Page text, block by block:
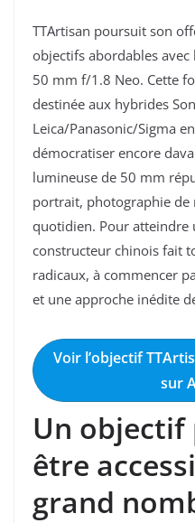
TTArtisan poursuit son
objectifs abordables
50 mm f/1.8 Neo. Cette
destinée aux hybrides
Leica/Panasonic/Sigma
démocratiser encore
lumineuse de 50 mm
portrait, photographie de
quotidien. Pour atteindre
constructeur chinois fait
radicaux, à commencer
et une approche inédite
Voir l’objectif
sur
Un objectif
être
grand